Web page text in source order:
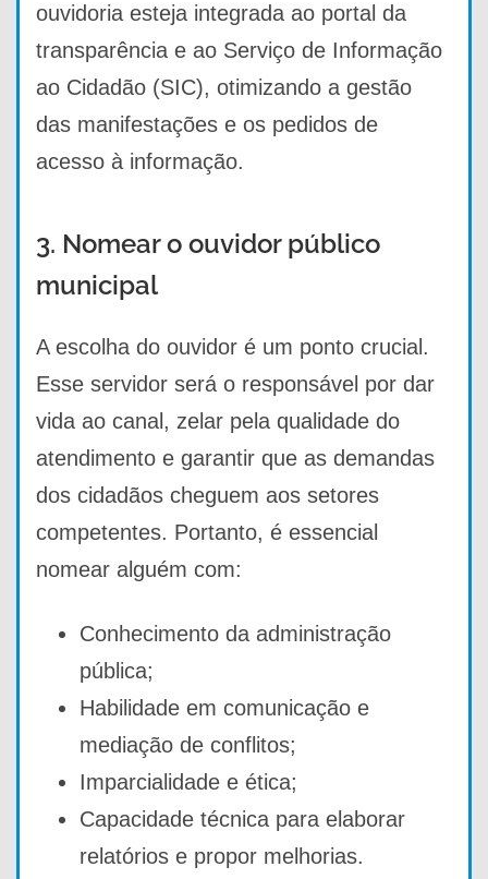
ouvidoria esteja integrada ao portal da
transparência e ao Serviço de Informação
ao Cidadão (SIC), otimizando a gestão
das manifestações e os pedidos de
acesso à informação.
3. Nomear o ouvidor público
municipal
A escolha do ouvidor é um ponto crucial.
Esse servidor será o responsável por dar
vida ao canal, zelar pela qualidade do
atendimento e garantir que as demandas
dos cidadãos cheguem aos setores
competentes. Portanto, é essencial
nomear alguém com:
Conhecimento da administração
pública;
Habilidade em comunicação e
mediação de conflitos;
Imparcialidade e ética;
Capacidade técnica para elaborar
relatórios e propor melhorias.